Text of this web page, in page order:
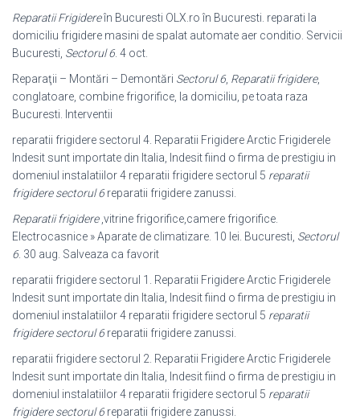
Reparatii Frigidereîn Bucuresti OLX.ro în Bucuresti. reparati la
domiciliu frigidere masini de spalat automate aer conditio. Servicii
Bucuresti, Sectorul 6. 4 oct.
Reparaţii – Montări – Demontări Sectorul 6, Reparatii frigidere,
conglatoare, combine frigorifice, la domiciliu, pe toata raza
Bucuresti. Interventii
reparatii frigidere sectorul 4. Reparatii Frigidere Arctic Frigiderele
Indesit sunt importate din Italia, Indesit fiind o firma de prestigiu in
domeniul instalatiilor 4 reparatii frigidere sectorul 5 reparatii
frigidere sectorul 6reparatii frigidere zanussi.
Reparatii frigidere,vitrine frigorifice,camere frigorifice.
Electrocasnice » Aparate de climatizare. 10 lei. Bucuresti, Sectorul
6. 30 aug. Salveaza ca favorit
reparatii frigidere sectorul 1. Reparatii Frigidere Arctic Frigiderele
Indesit sunt importate din Italia, Indesit fiind o firma de prestigiu in
domeniul instalatiilor 4 reparatii frigidere sectorul 5 reparatii
frigidere sectorul 6reparatii frigidere zanussi.
reparatii frigidere sectorul 2. Reparatii Frigidere Arctic Frigiderele
Indesit sunt importate din Italia, Indesit fiind o firma de prestigiu in
domeniul instalatiilor 4 reparatii frigidere sectorul 5 reparatii
frigidere sectorul 6reparatii frigidere zanussi.